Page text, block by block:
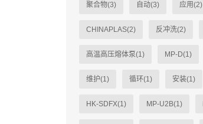
聚合物(3) 自动(3) 应用(2)
CHINAPLAS(2) 反冲洗(2)
高温高压熔体泵(1) MP-D(1)
维护(1) 循环(1) 安装(1)
HK-SDFX(1) MP-U2B(1)